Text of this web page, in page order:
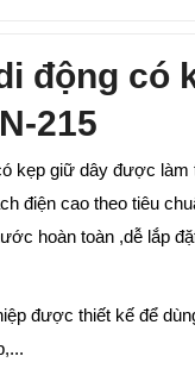
động có
215
kẹp giữ dây được
điện cao theo tiêu
hoàn toàn ,dễ lắp
được thiết kế để